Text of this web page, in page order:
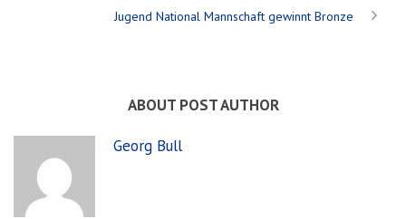
Jugend National Mannschaft gewinnt Bronze
ABOUT POST AUTHOR
Georg Bull